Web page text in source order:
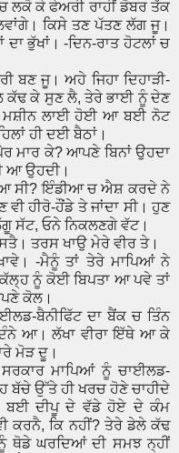
ਲਕੋ ਕੇ ਫੇਅਰੀ ਰਾਹੀਂ ਡੋਬਰ ਤੱਕ
ਕਿਸੇ ਤਣ ਪੱਤਣ ਲੱਗ ਜੂ।
ਭੁੱਖਾਂ। -ਦਿਨ-ਰਾਤ ਹੋਟਲਾਂ ਚ
ਬਣ ਜੂ। ਅਹੇ ਜਿਹਾ ਦਿਹਾੜੀ-
ਕੱਢ ਕੇ ਸੁਣ ਲੈ, ਤੇਰੇ ਭਾਈ ਨੂੰ ਦੇਣ
ਮਸ਼ੀਨ ਲਾਈ ਹੋਈ ਆ ਬਈ ਨੋਟ
ਹੀ ਦਈ ਬੈਠਾਂ।
ਮਾਰ ਕੇ? ਆਪਣੇ ਬਿਨਾਂ ਉਹਦਾ
ਆ ਉਹਦੀ।
ਸੀ? ਇੰਡੀਆ ਚ ਐਸ਼ ਕਰਦੇ ਨੇ
ਹੀਰੋ-ਹੌਂਡੇ ਤੇ ਜਾਂਦਾ ਸੀ। ਹੁਣ
ਸੱਟ, ਓਨੇ ਨਿਕਲਣਗੇ ਵੱਟ।
ਤਰਸ ਖਾਉ ਮੇਰੇ ਵੀਰ ਤੇ।
-ਮੈਨੂੰ ਤਾਂ ਤੇਰੇ ਮਾਪਿਆਂ ਨੇ
ਕੱਲ੍ਹ ਨੂੰ ਕੋਈ ਬਿਪਤਾ ਆ ਪਵੇ ਤਾਂ
ਕੋਲ।
ਬੈਨੀਫਿੱਟ ਦਾ ਬੈਂਕ ਚ ਤਿੰਨ
ਆ। ਲੱਖਾ ਵੀਰਾ ਇੱਥੇ ਆ ਕੇ
ਮੋੜ ਦੂ।
ਮਾਪਿਆਂ ਨੂੰ ਚਾਈਲਡ-
ਬੱਚੇ ਉੱਤੇ ਹੀ ਖਰਚ ਹੋਣੇ ਚਾਹੀਦੇ
ਬਈ ਦੀਪੂ ਦੇ ਵੱਡੇ ਹੋਏ ਦੇ ਕੰਮ
ਕਿ ਨਹੀਂ? ਤੇਰੇ ਡੇਲੇ ਕੱਢ
ਥੋਡੇ ਘਰਦਿਆਂ ਦੀ ਸਮਝ ਨ੍ਹੀਂ